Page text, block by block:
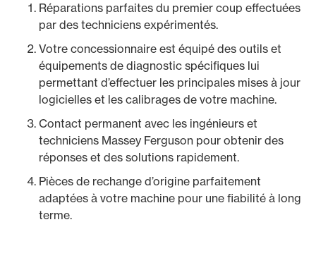
Réparations parfaites du premier coup effectuées
par des techniciens expérimentés.
Votre concessionnaire est équipé des outils et
équipements de diagnostic spécifiques lui
permettant d’effectuer les principales mises à jour
logicielles et les calibrages de votre machine.
Contact permanent avec les ingénieurs et
techniciens Massey Ferguson pour obtenir des
réponses et des solutions rapidement.
Pièces de rechange d’origine parfaitement
adaptées à votre machine pour une fiabilité à long
terme.